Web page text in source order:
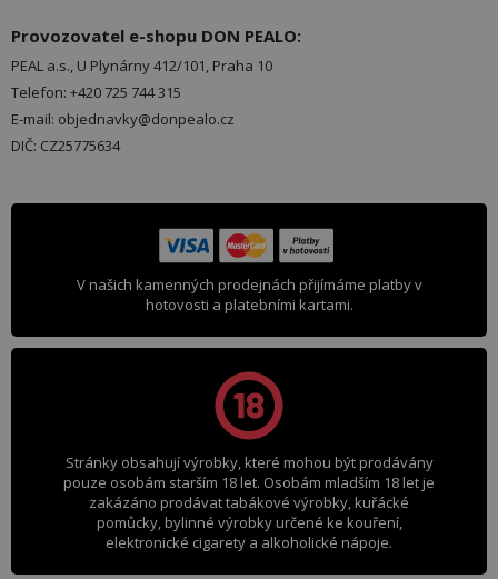
Provozovatel e-shopu DON PEALO:
PEAL a.s., U Plynárny 412/101, Praha 10
Telefon: +420 725 744 315
E-mail: objednavky@donpealo.cz
DIČ: CZ25775634
V našich kamenných prodejnách přijímáme platby v
hotovosti a platebními kartami.
Stránky obsahují výrobky, které mohou být prodávány
pouze osobám starším 18 let. Osobám mladším 18 let je
zakázáno prodávat tabákové výrobky, kuřácké
pomůcky, bylinné výrobky určené ke kouření,
elektronické cigarety a alkoholické nápoje.